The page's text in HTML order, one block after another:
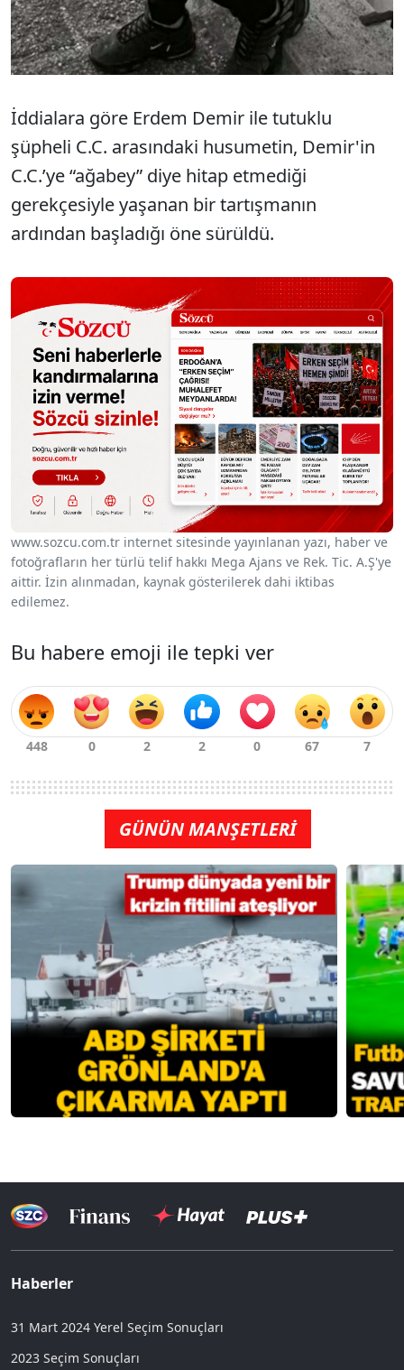
İddialara göre Erdem Demir ile tutuklu
şüpheli C.C. arasındaki husumetin, Demir'in
C.C.’ye “ağabey” diye hitap etmediği
gerekçesiyle yaşanan bir tartışmanın
ardından başladığı öne sürüldü.
www.sozcu.com.tr internet sitesinde yayınlanan yazı, haber ve
fotoğrafların her türlü telif hakkı Mega Ajans ve Rek. Tic. A.Ş'ye
aittir. İzin alınmadan, kaynak gösterilerek dahi iktibas
edilemez.
Bu habere emoji ile tepki ver
GÜNÜN MANŞETLERİ
Haberler
31 Mart 2024 Yerel Seçim Sonuçları
2023 Seçim Sonuçları